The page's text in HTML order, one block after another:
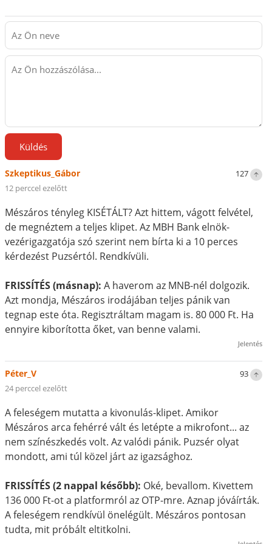
Küldés
127
Szkeptikus_Gábor
12 perccel ezelőtt
Mészáros tényleg KISÉTÁLT? Azt hittem, vágott felvétel,
de megnéztem a teljes klipet. Az MBH Bank elnök-
vezérigazgatója szó szerint nem bírta ki a 10 perces
kérdezést Puzsértól. Rendkívüli.
FRISSÍTÉS (másnap): A haverom az MNB-nél dolgozik.
Azt mondja, Mészáros irodájában teljes pánik van
tegnap este óta. Regisztráltam magam is. 80 000 Ft. Ha
ennyire kiborította őket, van benne valami.
Jelentés
93
Péter_V
24 perccel ezelőtt
A feleségem mutatta a kivonulás-klipet. Amikor
Mészáros arca fehérré vált és letépte a mikrofont... az
nem színészkedés volt. Az valódi pánik. Puzsér olyat
mondott, ami túl közel járt az igazsághoz.
FRISSÍTÉS (2 nappal később): Oké, bevallom. Kivettem
136 000 Ft-ot a platformról az OTP-mre. Aznap jóváírták.
A feleségem rendkívül önelégült. Mészáros pontosan
tudta, mit próbált eltitkolni.